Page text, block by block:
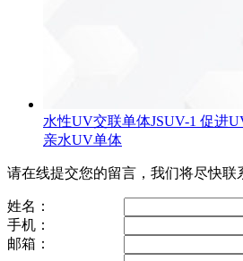
水性UV交联单体JSUV-1 促进
亲水UV单体
请在线提交您的留言，我们将尽快联
姓名：
手机：
邮箱：